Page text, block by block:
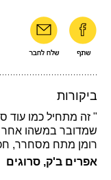
ביקורות
" זה מתחיל כמו עוד
שמדובר במשהו אחר
רומן מתח מסחרר,
אפרים ב'ק, סרוגים